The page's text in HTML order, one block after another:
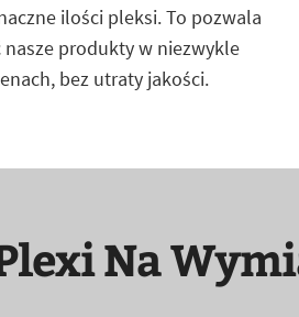
ilości pleksi. To pozwala
produkty w niezwykle
bez utraty jakości.
Na